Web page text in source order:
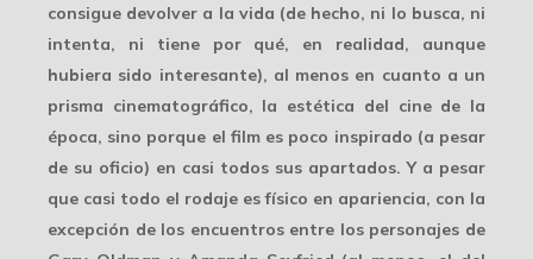
consigue devolver a la vida (de hecho, ni lo busca, ni
intenta, ni tiene por qué, en realidad, aunque
hubiera sido interesante), al menos en cuanto a un
prisma cinematográfico, la estética del cine de la
época, sino porque el film es poco inspirado (a pesar
de su oficio) en casi todos sus apartados. Y a pesar
que casi todo el rodaje es físico en apariencia, con la
excepción de los encuentros entre los personajes de